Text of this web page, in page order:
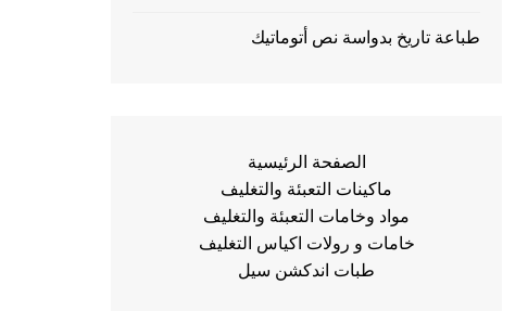
طباعة تاريخ بدواسة نص أتوماتيك
الصفحة الرئيسية
ماكينات التعبئة والتغليف
مواد وخامات التعبئة والتغليف
خامات و رولات اكياس التغليف
طبات اندكشن سيل